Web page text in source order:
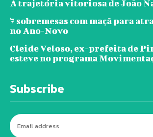
A trajetória vitoriosa de João
7 sobremesas com maçã para
no Ano-Novo
Cleide Veloso, ex-prefeita de
esteve no programa
Subscribe